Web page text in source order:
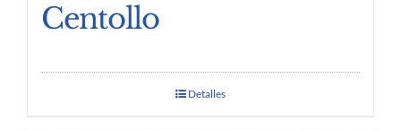
Centollo
Detalles